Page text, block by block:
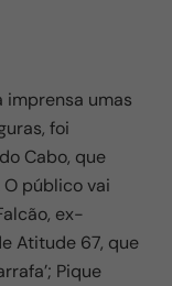
umas
foi
Cabo, que
público vai
ex-
Atitude 67, que
Pique